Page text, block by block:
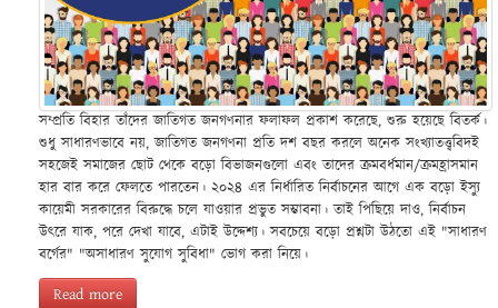
সম্প্রতি বিহার তাঁদের জাতিগত জনগণনার ফলাফল প্রকাশ করেছে, শুরু হয়েছে বিতর্ক।
শুধু সাধারণভাবে নয়, জাতিগত জনগণনা প্রতি দশ বছর করলে অনেক সংখ্যাতত্ত্ববিদই
সহজেই সমাজের ছোট থেকে বড়ো বিভাজনগুলো এবং তাদের ক্রমবর্ধমান/ক্রমহ্রাসমান
হার বার করে ফেলতে পারতেন। ২০২৪ এর নির্ধারিত নির্বাচনের আগে এক বড়ো ইস্যু
কায়েমী সরকারের বিরুদ্ধে চলে যাওয়ার প্রভুত সম্ভাবনা। তাই পিছিয়ে দাও, নির্বাচন
উৎরে যাক, পরে দেখা যাবে, এটাই উদ্দেশ্য। সবচেয়ে বড়ো প্রশ্নটা উঠতো এই "সাধারণ
বর্গের" "অসাধারণ সুযোগ সুবিধা" ভোগ করা নিয়ে।
Read more